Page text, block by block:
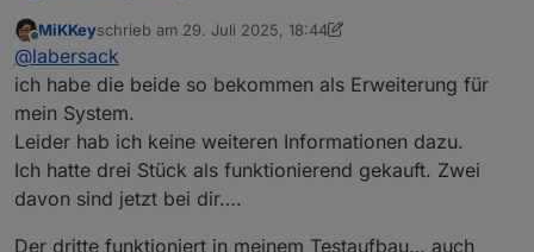
wieder, der zweite will aber trotz neuem
In dem zweiten wurde augescheinlich schonmal
wurde.
Was war denn bei dem der Grund und und was
wurde ausgetauscht?
Offline
MiKKeyschrieb am 29. Juli 2025, 18:44
zuletzt editiert von MiKKey
@labersack
ich habe die beide so bekommen als Erweiterung für
mein System.
Leider hab ich keine weiteren Informationen dazu.
Ich hatte drei Stück als funktionierend gekauft. Zwei
davon sind jetzt bei dir….
Der dritte funktioniert in meinem Testaufbau… auch